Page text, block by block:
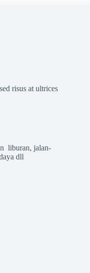
risus at ultrices
liburan, jalan-
dll